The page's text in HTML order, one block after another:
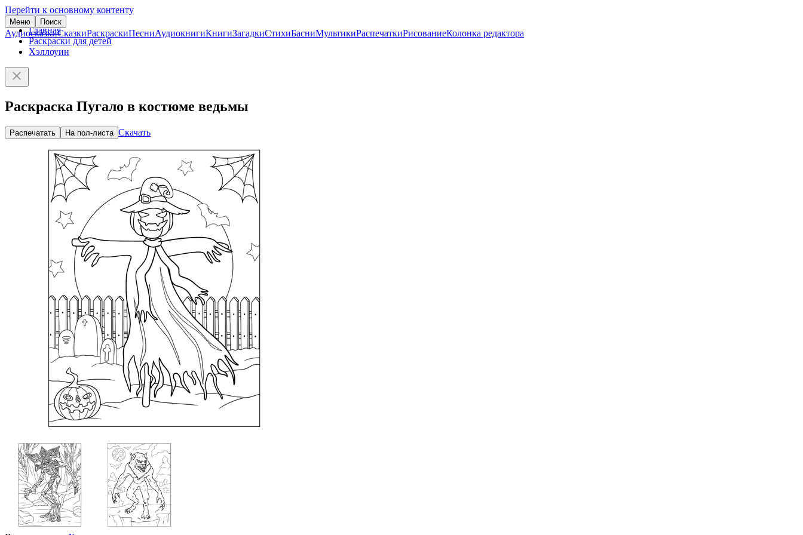
Перейти к основному контенту
Меню Поиск
АудиосказкиСказкиРаскраскиПесниАудиокнигиКнигиЗагадкиСтихиБасниМультикиРаспечаткиРисованиеКолонка редактора
Главная
Раскраски для детей
Хэллоуин
Раскраска Пугало в костюме ведьмы
Распечатать На пол-листа Скачать